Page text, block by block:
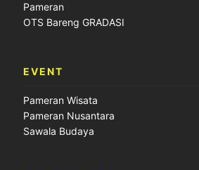
Pameran
OTS Bareng GRADASI
EVENT
Pameran Wisata
Pameran Nusantara
Sawala Budaya